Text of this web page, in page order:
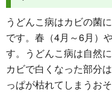
うどんこ病はカビの菌
です。春（4月～6月）
す。うどんこ病は自然
カビで白くなった部分
っぱが枯れてしまうお